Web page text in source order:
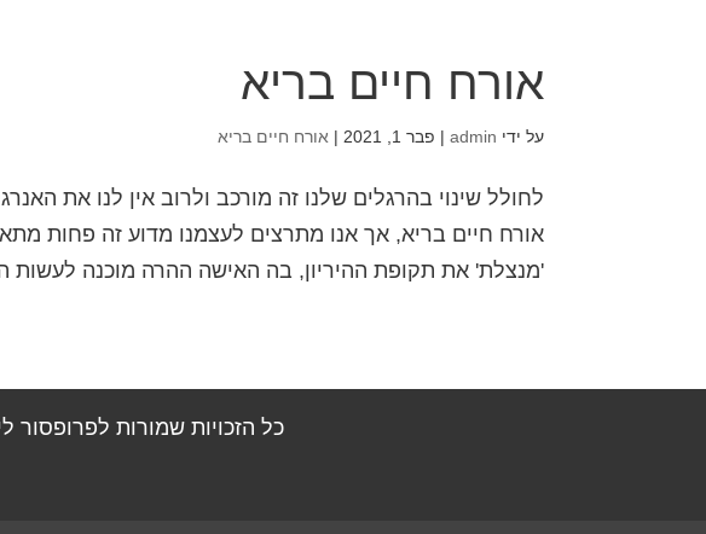
אורח חיים בריא
על ידי admin
| פבר 1, 2021 | אורח חיים בריא
לחולל שינוי בהרגלים שלנו זה מורכב ולרוב אין לנו את
אורח חיים בריא, אך אנו מתרצים לעצמנו מדוע זה פחות
'מנצלת' את תקופת ההיריון, בה האישה ההרה מוכנה לעשות
כל הזכויות שמורות לפרופסור